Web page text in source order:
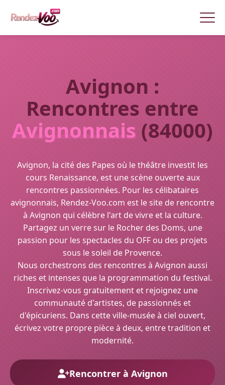
Avignon :
Rencontres entre
Avignonnais (84000)
Avignon, la cité des Papes où le théâtre investit les
cours Renaissance, est une scène ouverte aux
rencontres passionnées. Pour les célibataires
avignonnais, Rendez-Voo.com est le site de rencontre
à Avignon qui célèbre l'art de vivre et la culture.
Partagez un verre sur le Rocher des Doms, une
passion pour les spectacles du OFF ou des projets
sous le soleil de Provence.
Nous orchestrons des rencontres à Avignon aussi
riches et intenses que la programmation du festival.
Inscrivez-vous gratuitement et rejoignez une
communauté d'artistes, de passionnés et
d'épicuriens. Dans cette ville-musée à ciel ouvert,
écrivez votre propre pièce à deux, entre tradition et
modernité.
Rencontrer à Avignon